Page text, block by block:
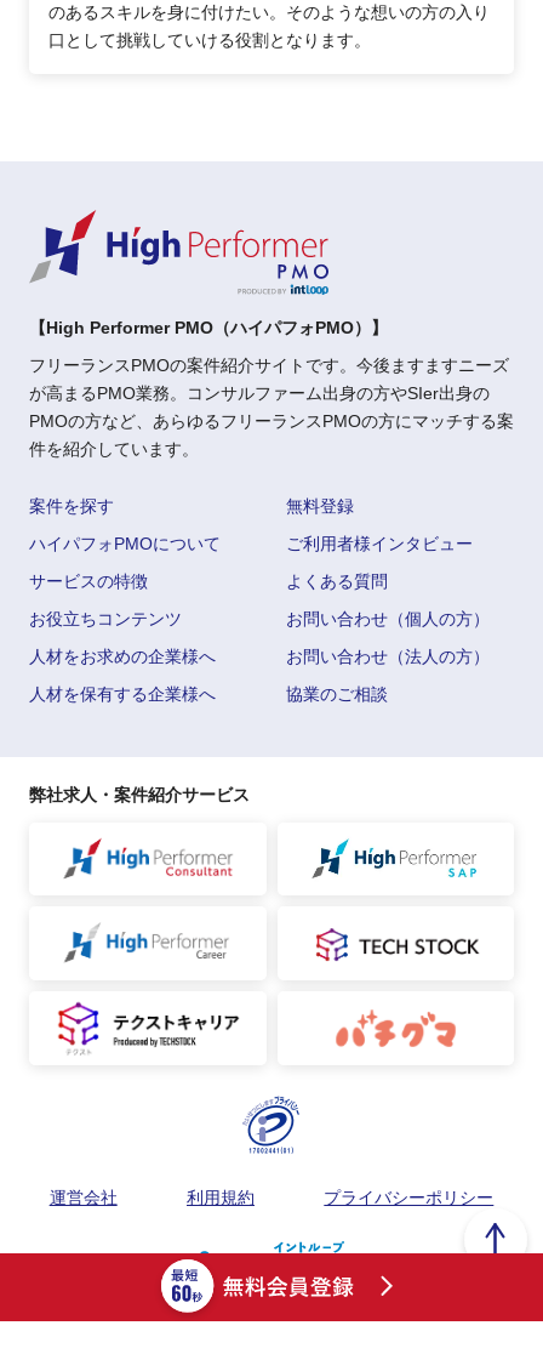
のあるスキルを身に付けたい。そのような想いの方の入り
口として挑戦していける役割となります。
【High Performer PMO（ハイパフォPMO）】
フリーランスPMOの案件紹介サイトです。今後ますますニーズ
が高まるPMO業務。コンサルファーム出身の方やSIer出身の
PMOの方など、あらゆるフリーランスPMOの方にマッチする案
件を紹介しています。
案件を探す
無料登録
ハイパフォPMOについて
ご利用者様インタビュー
サービスの特徴
よくある質問
お役立ちコンテンツ
お問い合わせ（個人の方）
人材をお求めの企業様へ
お問い合わせ（法人の方）
人材を保有する企業様へ
協業のご相談
弊社求人・案件紹介サービス
運営会社 利用規約 プライバシーポリシー